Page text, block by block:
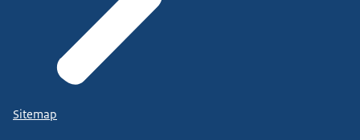
Sitemap